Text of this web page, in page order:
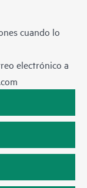
cuando lo
electrónico a